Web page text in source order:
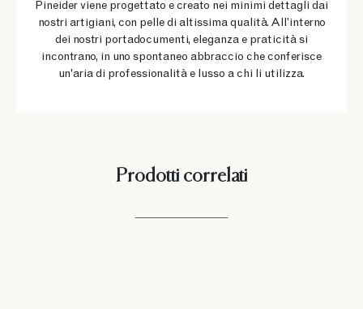
Pineider viene progettato e creato nei minimi dettagli dai
nostri artigiani, con pelle di altissima qualità. All’interno
dei nostri portadocumenti, eleganza e praticità si
incontrano, in uno spontaneo abbraccio che conferisce
un'aria di professionalità e lusso a chi li utilizza.
Prodotti correlati